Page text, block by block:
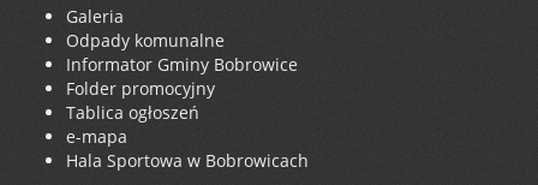
Galeria
Odpady komunalne
Informator Gminy Bobrowice
Folder promocyjny
Tablica ogłoszeń
e-mapa
Hala Sportowa w Bobrowicach